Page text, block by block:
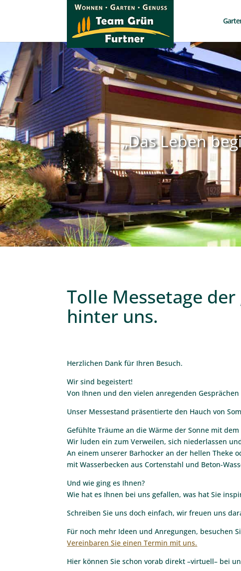
„Das Leben
Tolle Messetage der
hinter uns.
Herzlichen Dank für Ihren Besuch.
Wir sind begeistert!
Von Ihnen und den vielen anregenden
Unser Messestand präsentierte den Hauch von
Gefühlte Träume an die Wärme der Sonne mit
Wir luden ein zum Verweilen, sich niederlassen
An einem unserer Barhocker an der hellen Theke
mit Wasserbecken aus Cortenstahl und Beton-
Und wie ging es Ihnen?
Wie hat es Ihnen bei uns gefallen, was hat Sie
Schreiben Sie uns doch einfach, wir freuen uns
Für noch mehr Ideen und Anregungen, besuchen
Vereinbaren Sie einen Termin mit uns.
Hier können Sie schon vorab direkt –virtuell– bei